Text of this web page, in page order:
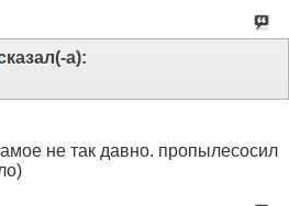
а):
не так давно. пропылесосил